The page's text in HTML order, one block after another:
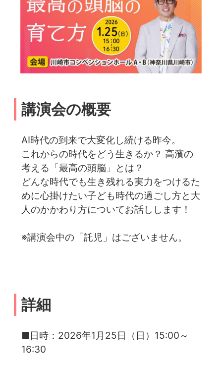
講演会の概要
AI時代の到来で大変化し続ける昨今。
これからの時代をどう生きるか？ 高濱の
考える「最高の頭脳」とは？
どんな時代でも生き残れる実力をつけるた
めに心掛けたい子ども時代の過ごし方と大
人のかかわり方についてお話しします！
※講演会中の「託児」はございません。
詳細
■日時：2026年1月25日（日）15:00～
16:30